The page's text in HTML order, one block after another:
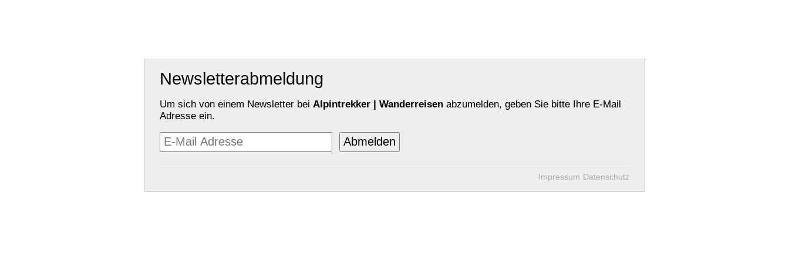
Newsletterabmeldung
Um sich von einem Newsletter bei Alpintrekker | Wanderreisen abzumelden, geben Sie bitte Ihre E-Mail
Adresse ein.
Impressum Datenschutz